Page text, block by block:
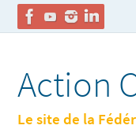
contenu
Action
Le site de la